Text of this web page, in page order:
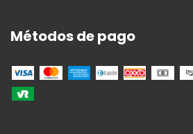
Métodos de pago